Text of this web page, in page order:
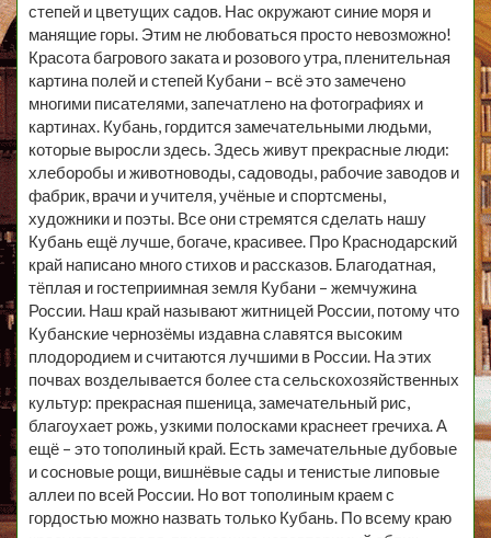
степей и цветущих садов. Нас окружают синие моря и
манящие горы. Этим не любоваться просто невозможно!
Красота багрового заката и розового утра, пленительная
картина полей и степей Кубани – всё это замечено
многими писателями, запечатлено на фотографиях и
картинах. Кубань, гордится замечательными людьми,
которые выросли здесь. Здесь живут прекрасные люди:
хлеборобы и животноводы, садоводы, рабочие заводов и
фабрик, врачи и учителя, учёные и спортсмены,
художники и поэты. Все они стремятся сделать нашу
Кубань ещё лучше, богаче, красивее. Про Краснодарский
край написано много стихов и рассказов. Благодатная,
тёплая и гостеприимная земля Кубани – жемчужина
России. Наш край называют житницей России, потому что
Кубанские чернозёмы издавна славятся высоким
плодородием и считаются лучшими в России. На этих
почвах возделывается более ста сельскохозяйственных
культур: прекрасная пшеница, замечательный рис,
благоухает рожь, узкими полосками краснеет гречиха. А
ещё – это тополиный край. Есть замечательные дубовые
и сосновые рощи, вишнёвые сады и тенистые липовые
аллеи по всей России. Но вот тополиным краем с
гордостью можно назвать только Кубань. По всему краю